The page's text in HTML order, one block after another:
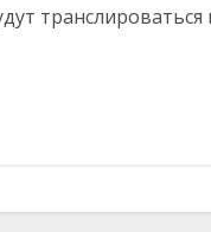
транслироваться